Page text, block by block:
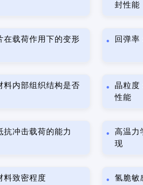
封性能
在载荷作用下的变形
回弹率
料内部组织结构是否
晶粒度
性能
抗冲击载荷的能力
高温力
现
料致密程度
氢脆敏